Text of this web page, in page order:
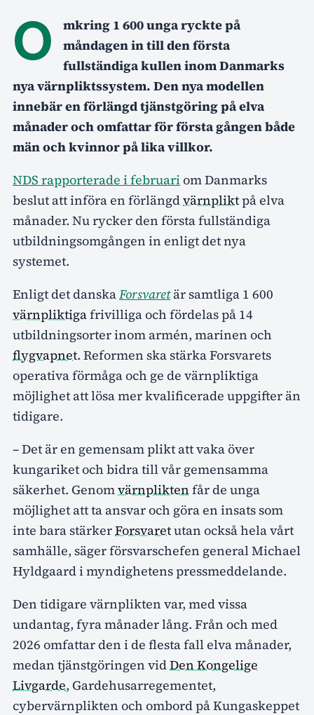
O
mkring 1 600 unga ryckte på
måndagen in till den första
fullständiga kullen inom Danmarks
nya värnpliktssystem. Den nya modellen
innebär en förlängd tjänstgöring på elva
månader och omfattar för första gången både
män och kvinnor på lika villkor.
NDS rapporterade i februariom Danmarks
beslut att införa en förlängdvärnpliktpå elva
månader. Nu rycker den första fullständiga
utbildningsomgången in enligt det nya
systemet.
Enligt det danskaForsvaretär samtliga 1 600
värnpliktigafrivilliga och fördelas på 14
utbildningsorter inom armén, marinen och
flygvapnet. Reformen ska stärka Forsvarets
operativa förmåga och ge de värnpliktiga
möjlighet att lösa mer kvalificerade uppgifter än
tidigare.
– Det är en gemensam plikt att vaka över
kungariket och bidra till vår gemensamma
säkerhet. Genomvärnplikten får de unga
möjlighet att ta ansvar och göra en insats som
inte bara stärkerForsvaretutan också hela vårt
samhälle, säger försvarschefen general Michael
Hyldgaard i myndighetens pressmeddelande.
Den tidigare värnplikten var, med vissa
undantag, fyra månader lång. Från och med
2026 omfattar den i de flesta fall elva månader,
medan tjänstgöringen vidDen Kongelige
Livgarde, Gardehusarregementet,
cybervärnplikten och ombord på Kungaskeppet